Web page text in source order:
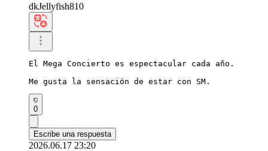
dkJellyfish810
El Mega Concierto es espectacular cada año.
Me gusta la sensación de estar con SM.
0
Escribe una respuesta
2026.06.17 23:20